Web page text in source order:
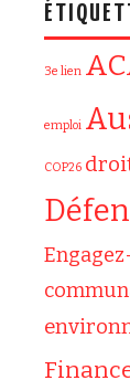
3e lien
emploi
COP26